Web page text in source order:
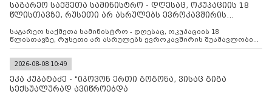
საგარეო საქმეთა სამინისტრო - დღესაც, ოკუპაციის 18
წლისთავზე, რუსეთი არ ასრულებს ევროკავშირის
საგარეო საქმეთა სამინისტრო - დღესაც, ოკუპაციის 18
წლისთავზე, რუსეთი არ ასრულებს ევროკავშირის შუამავლობით
დადებულ 2008 წლის 12 აგვისტოს ცეცხლის შეწყვეტის
კონტროლს ოკუპირებულ რეგიონებში, აგრძელებს მათი
მილიტარიზაციის პროცესს და აქტიურად დგამს ნაბიჯებს მათი
ფაქტობრივი ანექსიისკენ
2026-08-08 10:49
ეკა კუპატაძე - "იპოვონ ერთი გოგონა, ვისაც გიგა
სექსუალურად ავიწროებდა